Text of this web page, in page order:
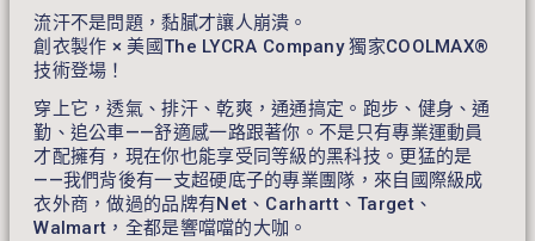
流汗不是問題，黏膩才讓人崩潰。
創衣製作 × 美國The LYCRA Company 獨家COOLMAX®
技術登場！
穿上它，透氣、排汗、乾爽，通通搞定。跑步、健身、通
勤、追公車——舒適感一路跟著你。不是只有專業運動員
才配擁有，現在你也能享受同等級的黑科技。更猛的是
——我們背後有一支超硬底子的專業團隊，來自國際級成
衣外商，做過的品牌有Net、Carhartt、Target、
Walmart，全都是響噹噹的大咖。